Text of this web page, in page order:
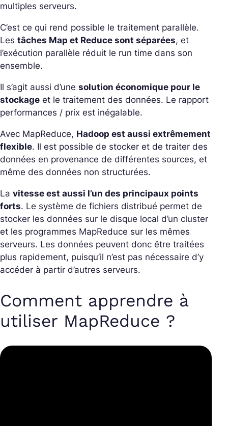
multiples serveurs.
C’est ce qui rend possible le traitement parallèle.
Les tâches Map et Reduce sont séparées, et
l’exécution parallèle réduit le run time dans son
ensemble.
Il s’agit aussi d’une solution économique pour le
stockage et le traitement des données. Le rapport
performances / prix est inégalable.
Avec MapReduce, Hadoop est aussi extrêmement
flexible. Il est possible de stocker et de traiter des
données en provenance de différentes sources, et
même des données non structurées.
La vitesse est aussi l’un des principaux points
forts. Le système de fichiers distribué permet de
stocker les données sur le disque local d’un cluster
et les programmes MapReduce sur les mêmes
serveurs. Les données peuvent donc être traitées
plus rapidement, puisqu’il n’est pas nécessaire d’y
accéder à partir d’autres serveurs.
Comment apprendre à
utiliser MapReduce ?